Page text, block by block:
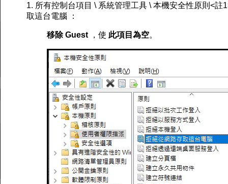
1. 所有控制台項目 \ 系統管理工具 \ 本機安全性原則<
取這台電腦 ：
移除 Guest ，使 此項目為空。